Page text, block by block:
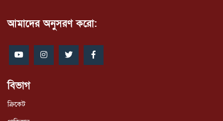
আমাদের অনুসরণ করো:
বিভাগ
ক্রিকেট